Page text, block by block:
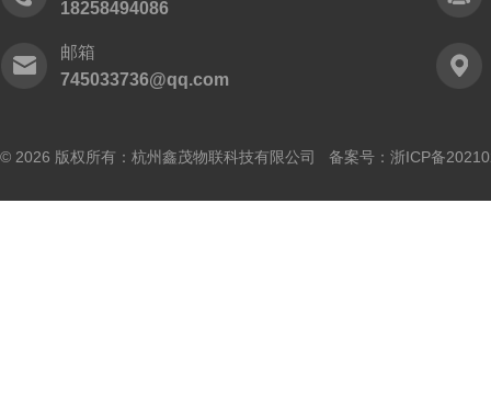
18258494086
邮箱
745033736@qq.com
© 2026 版权所有：杭州鑫茂物联科技有限公司 备案号： 浙ICP备